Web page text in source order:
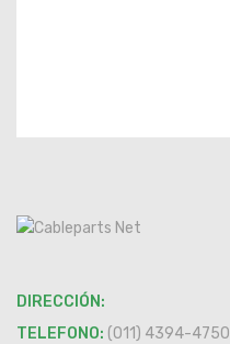
DIRECCIÓN:
TELEFONO: (011) 4394-4750